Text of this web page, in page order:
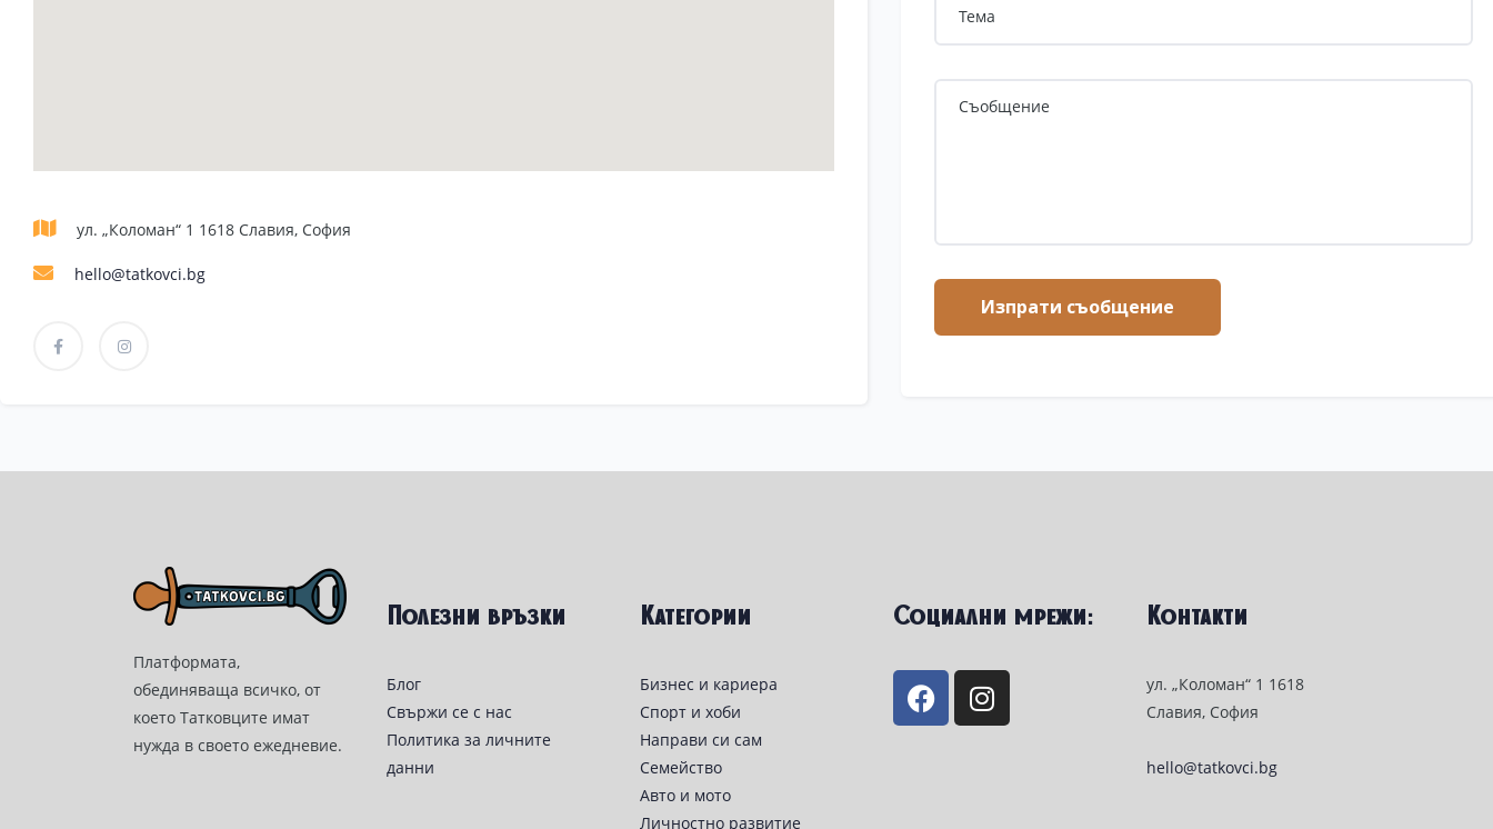
ул. „Коломан“ 1 1618 Славия, София
hello@tatkovci.bg
Платформата,
обединяваща всичко, от
което Татковците имат
нужда в своето ежедневие.
Полезни връзки
Блог
Свържи се с нас
Политика за личните
данни
Категории
Бизнес и кариера
Спорт и хоби
Направи си сам
Семейство
Авто и мото
Личностно развитие
Социални мрежи: Контакти
ул. „Коломан“ 1 1618
Славия, София
hello@tatkovci.bg